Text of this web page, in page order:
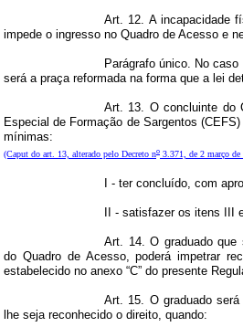
Art. 12. A incapacidade
impede o ingresso no Quadro de Acesso e
Parágrafo único. No
será a praça reformada na forma que a lei
Art. 13. O concluinte do
Especial de Formação de Sargentos
mínimas:
(Caput do art. 13, alterado pelo Decreto no 3.371, de 2 março de
I - ter concluído, com
II - satisfazer os itens III
Art. 14. O graduado que
do Quadro de Acesso, poderá impetrar
estabelecido no anexo “C” do presente
Art. 15. O graduado
lhe seja reconhecido o direito, quando: